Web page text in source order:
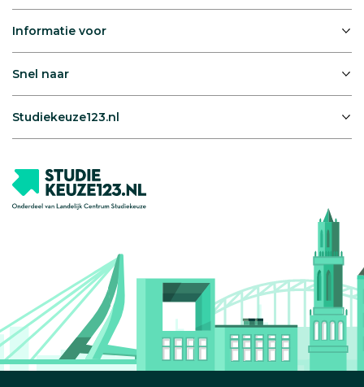
Informatie voor
Snel naar
Studiekeuze123.nl